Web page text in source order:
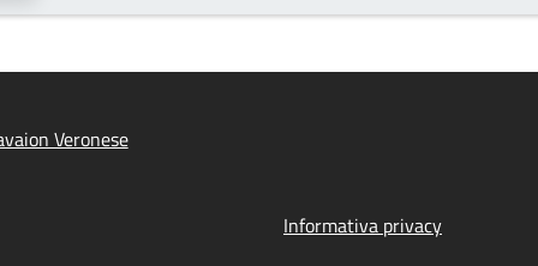
Veronese
Informativa privacy